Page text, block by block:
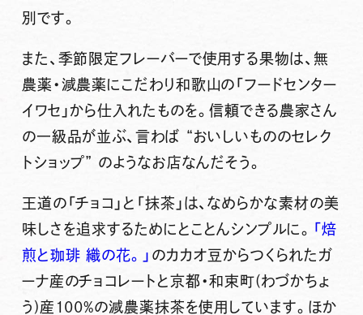
別です。
また、 季節限定フレーバーで使用する果物は、無
農薬・減農薬にこだわり和歌山の「フードセンター
イワセ」から仕入れたものを。信頼できる農家さん
の一級品が並ぶ、言わば “おいしいもののセレク
トショップ” のようなお店なんだそう。
王道の 「チョコ」 と 「抹茶」 は、なめらかな素材の美
味しさを追求するためにとことんシンプルに。
「焙
煎と珈琲 織の花。」 のカカオ豆からつくられたガ
ーナ産のチョコレートと京都・和束町(わづかちょ
う)産100%の減農薬抹茶を使用しています。ほか